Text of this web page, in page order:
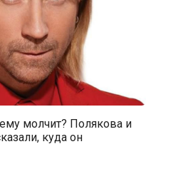
молчит? Полякова и
куда он